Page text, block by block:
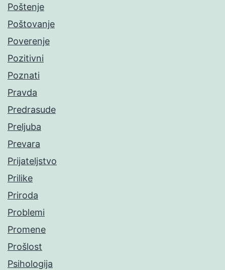
Poštenje
Poštovanje
Poverenje
Pozitivni
Poznati
Pravda
Predrasude
Preljuba
Prevara
Prijateljstvo
Prilike
Priroda
Problemi
Promene
Prošlost
Psihologija